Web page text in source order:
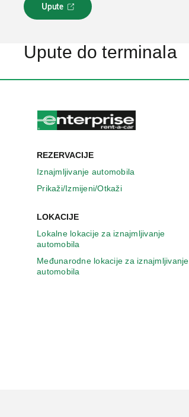
Upute
L
i
s
o
a
r
u
o
v
m
p
r
o
z
o
Upute do terminala
REZERVACIJE
Iznajmljivanje automobila
Prikaži/Izmijeni/Otkaži
LOKACIJE
Lokalne lokacije za iznajmljivanje
automobila
Međunarodne lokacije za iznajmljivanje
automobila